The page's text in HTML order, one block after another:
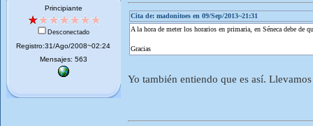
Principiante
Desconectado
Registro:31/Ago/2008~02:24
Mensajes: 563
Cita de: madonitoes en 09/Sep/2013~21:31
A la hora de meter los horarios en primaria, en Séneca debe de
Gracias
Yo también entiendo que es así.